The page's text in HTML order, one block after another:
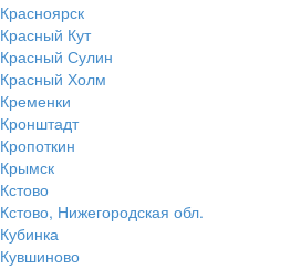
Красноярск
Красный Кут
Красный Сулин
Красный Холм
Кременки
Кронштадт
Кропоткин
Крымск
Кстово
Кстово, Нижегородская обл.
Кубинка
Кувшиново